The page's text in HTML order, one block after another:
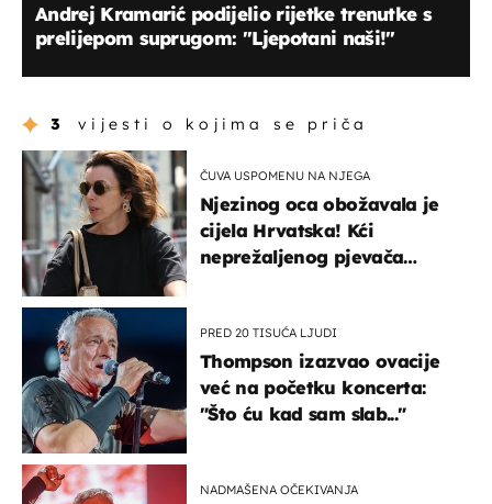
Andrej Kramarić podijelio rijetke trenutke s
prelijepom suprugom: ''Ljepotani naši!''
3 vijesti o kojima se priča
ČUVA USPOMENU NA NJEGA
Njezinog oca obožavala je
cijela Hrvatska! Kći
neprežaljenog pjevača
PRED 20 TISUĆA LJUDI
Thompson izazvao ovacije
već na početku koncerta:
"Što ću kad sam slab..."
NADMAŠENA OČEKIVANJA